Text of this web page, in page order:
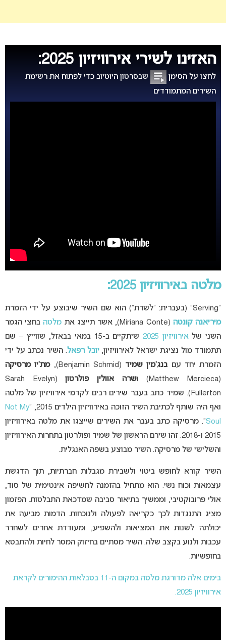
האזינו לשירי אירוויזיון 2025:
לחצו על הסימן
שבסרטון היוטיוב כדי לפתוח את רשימת
השירים המתמודדים
מלטה באירוויזיון 2025:
“Serving” (בעברית: “לשרת”) הוא שם השיר שיבוצע על ידי הזמרת
מיריאנה קונטה (Miriana Conte), אשר תייצג את מלטהבחצי הגמר
השני שלאירוויזיון 2025
שיתקיים ב-15 במאי בבאזל, שווייץ – שם
תתמודד מול נציגת ישראל לאירוויזיון,יובל רפאל. השיר נכתב על ידי
הזמרת יחד עם בנג’מין שמיד (Benjamin Schmid),
מת’יו מרסיקה
(Matthew Mercieca) ו
שרה אוולין פולרטון
(Sarah Evelyn
Fullerton). שמיד כתב בעבר שירים רבים לקדמי אירוויזיון של מלטה
ואף היה שותף לכתיבת השיר הזוכה באירוויזיון הילדים 2015, “
Not My
Soul“. מרסיקה כתב בעבר את השירים שייצגו את מלטה באירוויזיון
2015 ו-2018. זהו שירם הראשון של שמיד ופולרטון בתחרות האירוויזיון
והשלישי של מרסיקה. השיר מבוצע בשפה האנגלית.
השיר קורא לחופש ביטוי ולשבירת מגבלות חברתיות, תוך הדגשת
עצמאות וכוח נשי. הוא מתחיל בהזמנה לחשיפה אינטימית של סוד,
אולי פרובוקטיבי, וממשיך בתיאור סביבה שמדכאת התבלטות. הפזמון
מציג התנגדות לכך כקריאה לפעולה ולנוכחות. הדמות מביעה את
יכולתה לשנות את המציאות ולהשפיע, ומעודדת אחרים לשחרר
עכבות ולנוע בקצב שלה. השיר מסתיים בחיזוק המסר לחיות ולהתבטא
בחופשיות.
בימים אלה מדורגת מלטה במקום ה-11 בטבלאות ההימורים לקראת
אירוויזיון 2025.